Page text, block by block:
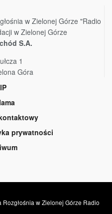
w Zielonej Górze "Radio
w Zielonej Górze
S.A.
1
Góra
prywatności
w Zielonej Górze Radio